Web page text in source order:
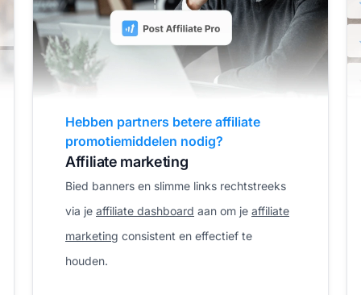
Is het beheren van je affiliate
programma een hoofdpijn?
Affiliate beheer
Beheer moeiteloos je database, verwerk
complexe multi-tier commissies en volg
partnerprestaties zonder extra inspanning.